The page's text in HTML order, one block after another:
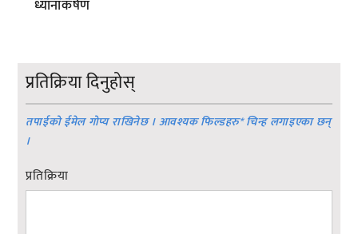
ध्यानाकर्षण
प्रतिक्रिया दिनुहोस्
तपाईको ईमेल गोप्य राखिनेछ । आवश्यक फिल्डहरु*चिन्ह लगाइएका छन्
।
प्रतिक्रिया